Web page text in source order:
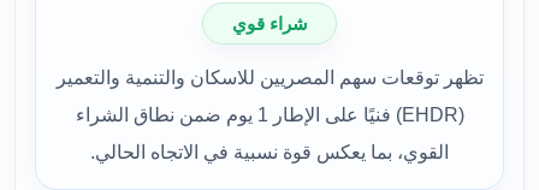
شراء قوي
تظهر توقعات سهم المصريين للاسكان والتنمية والتعمير
(EHDR) فنيًا على الإطار 1 يوم ضمن نطاق الشراء
القوي، بما يعكس قوة نسبية في الاتجاه الحالي.